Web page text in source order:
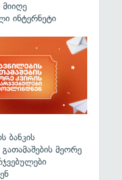
ინტერნეტი
ბანკის
მეორე